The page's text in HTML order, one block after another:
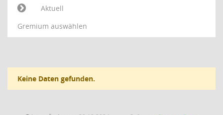
Aktuell
Gremium auswählen
Keine Daten gefunden.